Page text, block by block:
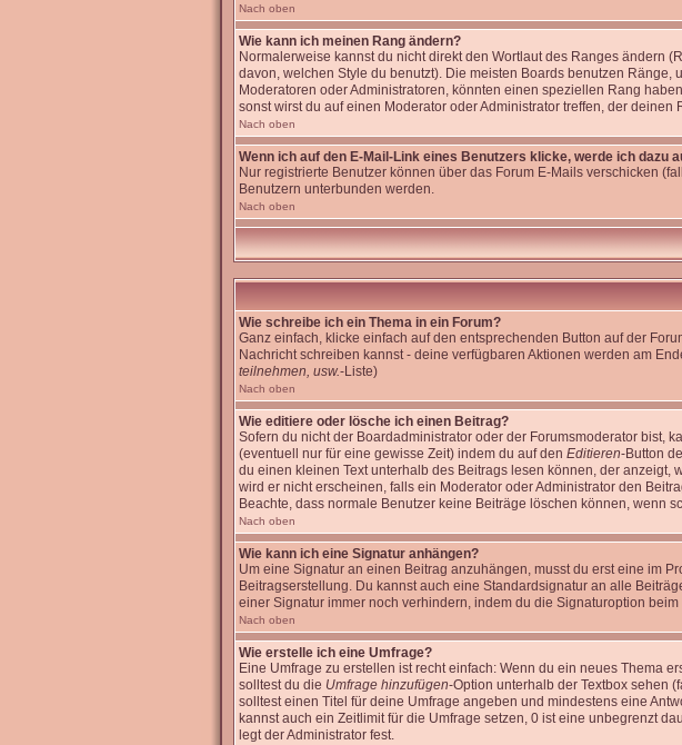
Nach oben
Wie kann ich meinen Rang ändern?
Normalerweise kannst du nicht direkt den Wortlaut des Ranges ändern
davon, welchen Style du benutzt). Die meisten Boards benutzen
Moderatoren oder Administratoren, könnten einen speziellen Rang
sonst wirst du auf einen Moderator oder Administrator treffen, der deinen
Nach oben
Wenn ich auf den E-Mail-Link eines Benutzers klicke, werde ich dazu
Nur registrierte Benutzer können über das Forum E-Mails verschicken
Benutzern unterbunden werden.
Nach oben
Wie schreibe ich ein Thema in ein Forum?
Ganz einfach, klicke einfach auf den entsprechenden Button auf der
Nachricht schreiben kannst - deine verfügbaren Aktionen werden am
teilnehmen, usw.-Liste)
Nach oben
Wie editiere oder lösche ich einen Beitrag?
Sofern du nicht der Boardadministrator oder der Forumsmoderator bist,
(eventuell nur für eine gewisse Zeit) indem du auf den Editieren-Button
du einen kleinen Text unterhalb des Beitrags lesen können, der anzeigt,
wird er nicht erscheinen, falls ein Moderator oder Administrator den
Beachte, dass normale Benutzer keine Beiträge löschen können, wenn
Nach oben
Wie kann ich eine Signatur anhängen?
Um eine Signatur an einen Beitrag anzuhängen, musst du erst eine im
Beitragserstellung. Du kannst auch eine Standardsignatur an alle
einer Signatur immer noch verhindern, indem du die Signaturoption
Nach oben
Wie erstelle ich eine Umfrage?
Eine Umfrage zu erstellen ist recht einfach: Wenn du ein neues Thema
solltest du die Umfrage hinzufügen-Option unterhalb der Textbox sehen
solltest einen Titel für deine Umfrage angeben und mindestens eine
kannst auch ein Zeitlimit für die Umfrage setzen, 0 ist eine unbegrenzt
legt der Administrator fest.